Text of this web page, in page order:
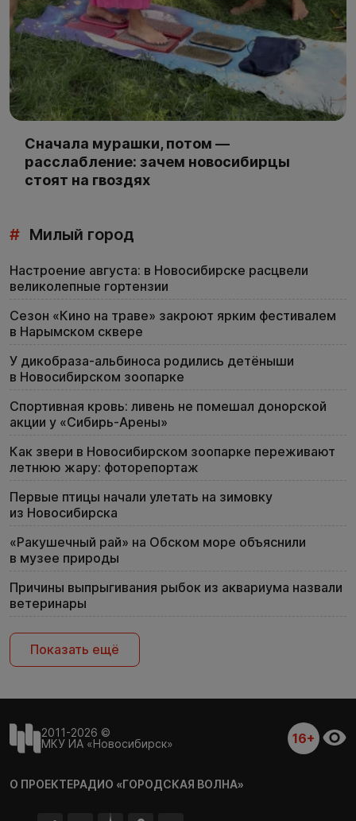
Сначала мурашки, потом —
расслабление: зачем новосибирцы
стоят на гвоздях
# Милый город
Настроение августа: в Новосибирске расцвели
великолепные гортензии
Сезон «Кино на траве» закроют ярким фестивалем
в Нарымском сквере
У дикобраза-альбиноса родились детёныши
в Новосибирском зоопарке
Спортивная кровь: ливень не помешал донорской
акции у «Сибирь-Арены»
Как звери в Новосибирском зоопарке переживают
летнюю жару: фоторепортаж
Первые птицы начали улетать на зимовку
из Новосибирска
«Ракушечный рай» на Обском море объяснили
в музее природы
Причины выпрыгивания рыбок из аквариума назвали
ветеринары
Показать ещё
2011-2026 ©
МКУ ИА «Новосибирск»
16+
О ПРОЕКТЕРАДИО «ГОРОДСКАЯ ВОЛНА»